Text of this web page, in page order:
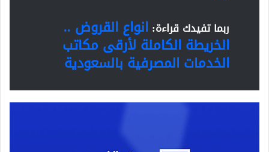
ربما تفيدك قراءة: انواع القروض ..
الخريطة الكاملة لأرقى مكاتب
الخدمات المصرفية بالسعودية